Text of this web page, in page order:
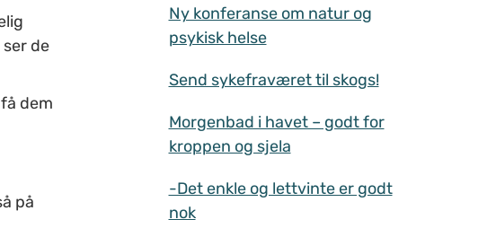
de
dem
på
Ny konferanse om natur og
psykisk helse
Send sykefraværet til skogs!
Morgenbad i havet – godt for
kroppen og sjela
-Det enkle og lettvinte er godt
nok